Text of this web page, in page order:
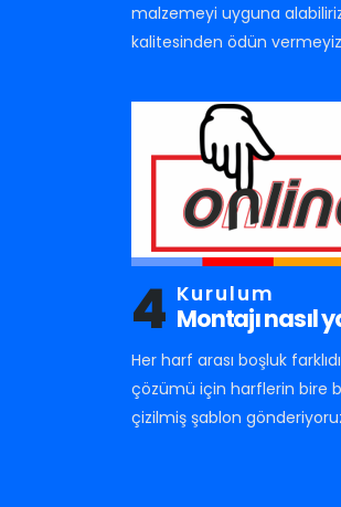
malzemeyi uyguna
kalitesinden ödün
4 Kurulum
Montajı nasıl
Her harf arası boşluk
çözümü için harflerin bire
çizilmiş şablon